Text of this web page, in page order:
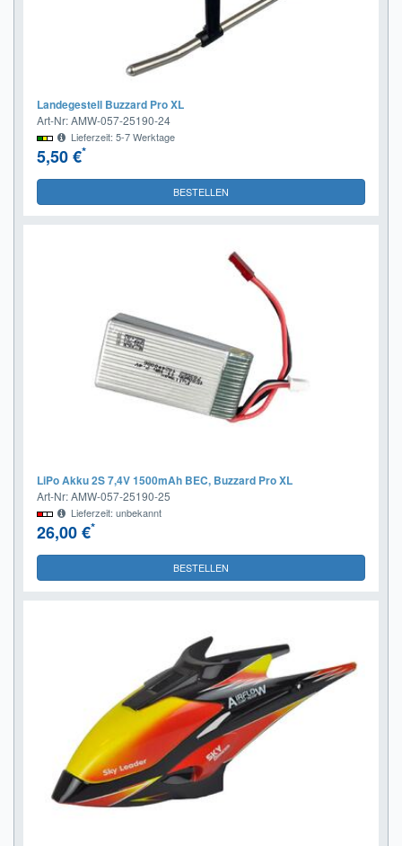
Landegestell Buzzard Pro XL
Art-Nr: AMW-057-25190-24
Lieferzeit: 5-7 Werktage
5,50 €*
BESTELLEN
LiPo Akku 2S 7,4V 1500mAh BEC, Buzzard Pro XL
Art-Nr: AMW-057-25190-25
Lieferzeit: unbekannt
26,00 €*
BESTELLEN